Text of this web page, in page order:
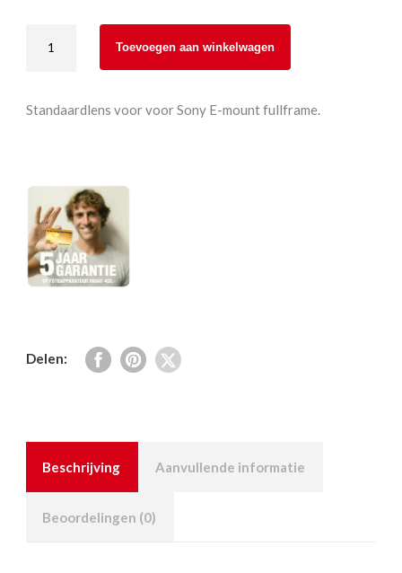
SEL50F14Z
50mm
Toevoegen aan winkelwagen
Standaardlens voor voor Sony E-mount fullframe.
Delen:
Beschrijving Aanvullende informatie
Beoordelingen (0)